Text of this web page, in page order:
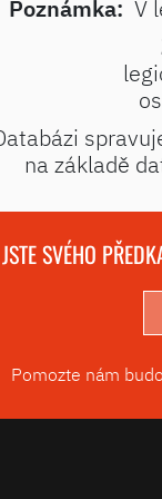
Poznámka: V
na základě
SVÉHO
Pomozte nám